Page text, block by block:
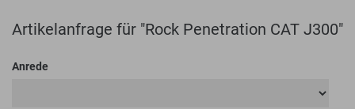
Artikelanfrage für "Rock Penetration CAT J300"
Anrede